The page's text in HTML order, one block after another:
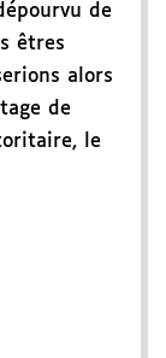
de
êtres
alors
de
le